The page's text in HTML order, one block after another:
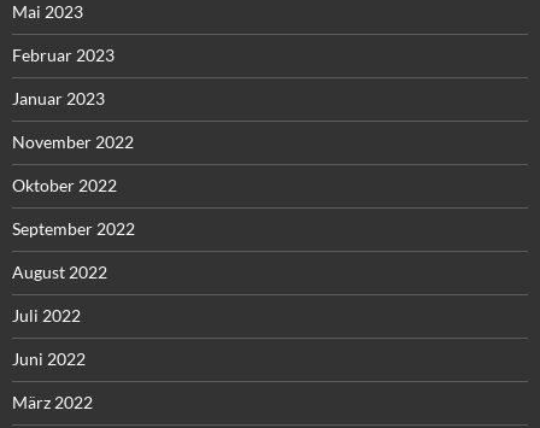
Mai 2023
Februar 2023
Januar 2023
November 2022
Oktober 2022
September 2022
August 2022
Juli 2022
Juni 2022
März 2022